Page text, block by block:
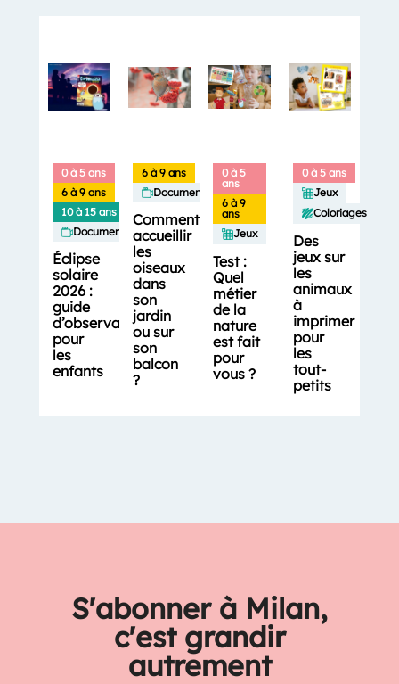
0 à 5 ans
6 à 9 ans
10 à 15 ans
Documentaires
Éclipse
solaire
2026 :
guide
d’observation
pour
les
enfants
6 à 9 ans
Documentaires
Comment
accueillir
les
oiseaux
dans
son
jardin
ou sur
son
balcon
?
0 à 5
ans
6 à 9
ans
Jeux
Test :
Quel
métier
de la
nature
est fait
pour
vous ?
0 à 5 ans
Jeux
Coloriages
Des
jeux sur
les
animaux
à
imprimer
pour
les
tout-
petits
S'abonner à Milan,
c'est grandir
autrement